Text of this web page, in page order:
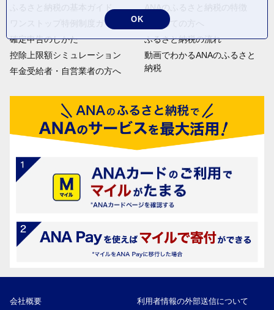
ふるさと納税の基本ガイド
ワンストップ特例制度ガイド
確定申告のしかた
控除上限額シミュレーション
年金受給者・自営業者の方へ
ANAのふるさと納税の特徴
はじめての方へ
ふるさと納税の流れ
動画でわかるANAのふるさと
納税
会社概要 利用者情報の外部送信について
OK